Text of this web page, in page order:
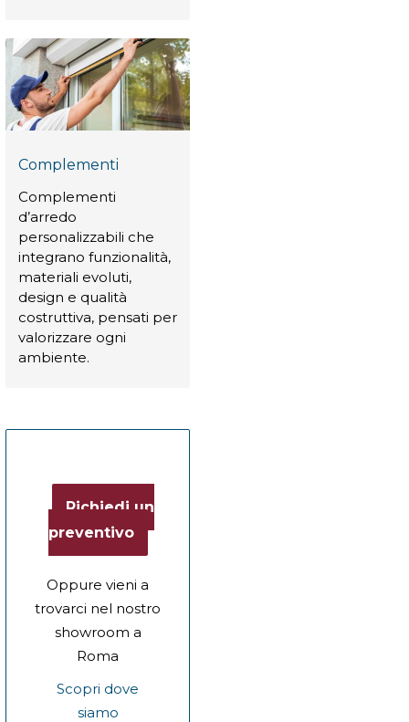
Complementi
Complementi
d’arredo
personalizzabili che
integrano funzionalità,
materiali evoluti,
design e qualità
costruttiva, pensati per
valorizzare ogni
ambiente.
Richiedi un
preventivo
Oppure vieni a
trovarci nel nostro
showroom a
Roma
Scopri dove
siamo